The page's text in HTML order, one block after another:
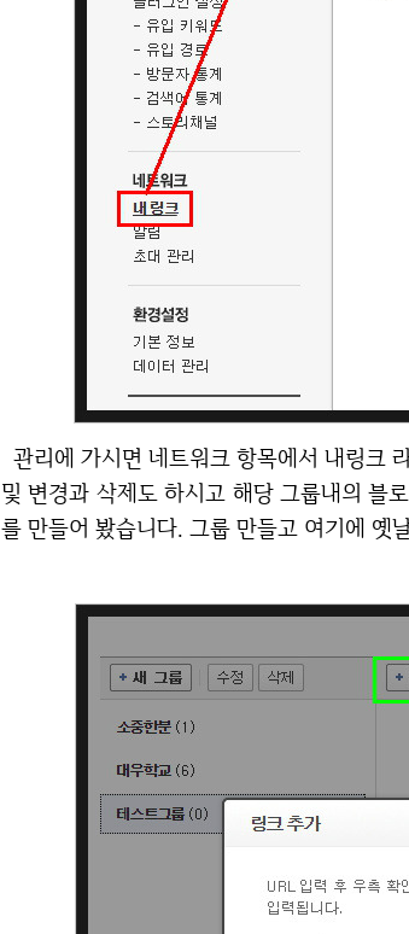
관리에 가시면 네트워크 항목에서 내링크 라고 있죠? 클릭해서 들어가셔서 여기에서 이제 그룹도 추가
및 변경과 삭제도 하시고 해당 그룹내의 블
를 만들어 봤습니다. 그룹 만들고 여기에 옛